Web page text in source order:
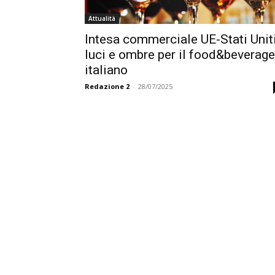
Attualità
Intesa commerciale UE-Stati
luci e ombre per il food&beverage
italiano
Redazione 2 - 28/07/2025